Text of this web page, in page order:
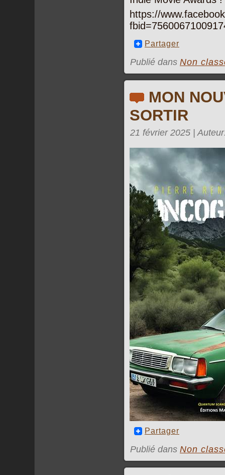
https://
Partager
Publié dans Non
MON
SORTIR
21 février 2025 |
Partager
Publié dans Non